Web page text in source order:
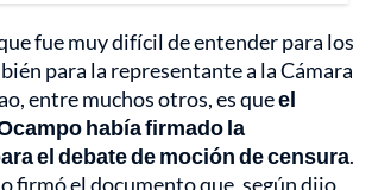
fue muy difícil de entender para los
para la representante a la Cámara
entre muchos otros, es queel
había firmado la
el debate de moción de censura.
firmó el documento que, según dijo,